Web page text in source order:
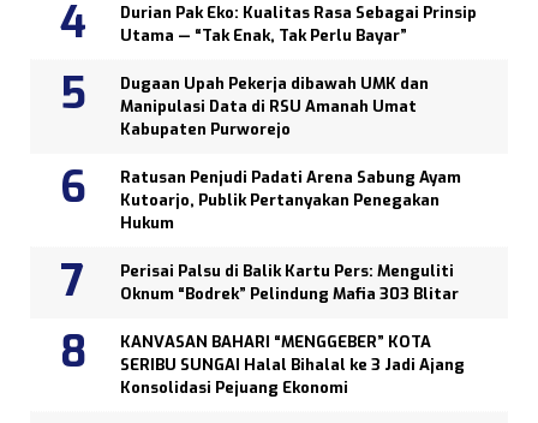
Durian Pak Eko: Kualitas Rasa Sebagai Prinsip
Utama — “Tak Enak, Tak Perlu Bayar”
Dugaan Upah Pekerja dibawah UMK dan
Manipulasi Data di RSU Amanah Umat
Kabupaten Purworejo
Ratusan Penjudi Padati Arena Sabung Ayam
Kutoarjo, Publik Pertanyakan Penegakan
Hukum
Perisai Palsu di Balik Kartu Pers: Menguliti
Oknum “Bodrek” Pelindung Mafia 303 Blitar
KANVASAN BAHARI “MENGGEBER” KOTA
SERIBU SUNGAI Halal Bihalal ke 3 Jadi Ajang
Konsolidasi Pejuang Ekonomi